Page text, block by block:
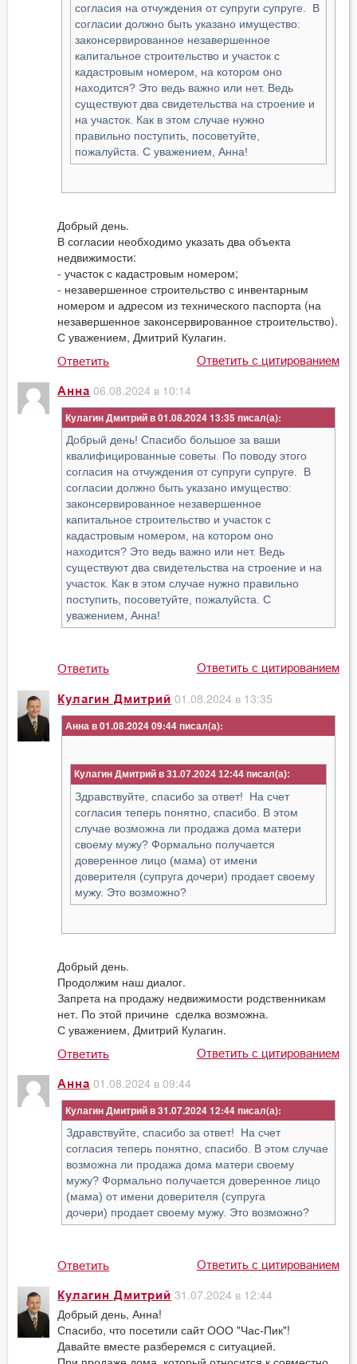
согласия на отчуждения от супруги супруге. В
согласии должно быть указано имущество:
законсервированное незавершенное
капитальное строительство и участок с
кадастровым номером, на котором оно
находится? Это ведь важно или нет. Ведь
существуют два свидетельства на строение и
на участок. Как в этом случае нужно
правильно поступить, посоветуйте,
пожалуйста. С уважением, Анна!
Добрый день.
В согласии необходимо указать два объекта
недвижимости:
- участок с кадастровым номером;
- незавершенное строительство с инвентарным
номером и адресом из технического паспорта (на
незавершенное законсервированное строительство).
С уважением, Дмитрий Кулагин.
Ответить Ответить с цитированием
Анна 06.08.2024 в 10:14
Кулагин Дмитрий в 01.08.2024 13:35
Добрый день! Спасибо большое за ваши
квалифицированные советы. По поводу этого
согласия на отчуждения от супруги супруге. В
согласии должно быть указано имущество:
законсервированное незавершенное
капитальное строительство и участок с
кадастровым номером, на котором оно
находится? Это ведь важно или нет. Ведь
существуют два свидетельства на строение и на
участок. Как в этом случае нужно правильно
поступить, посоветуйте, пожалуйста. С
уважением, Анна!
Ответить Ответить с цитированием
Кулагин Дмитрий 01.08.2024 в 13:35
Анна в 01.08.2024 09:44
Кулагин Дмитрий в 31.07.2024 12:44
Здравствуйте, спасибо за ответ! На счет
согласия теперь понятно, спасибо. В этом
случае возможна ли продажа дома матери
своему мужу? Формально получается
доверенное лицо (мама) от имени
доверителя (супруга дочери) продает своему
мужу. Это возможно?
Добрый день.
Продолжим наш диалог.
Запрета на продажу недвижимости родственникам
нет. По этой причине сделка возможна.
С уважением, Дмитрий Кулагин.
Ответить Ответить с цитированием
Анна 01.08.2024 в 09:44
Кулагин Дмитрий в 31.07.2024 12:44
Здравствуйте, спасибо за ответ! На счет
согласия теперь понятно, спасибо. В этом случае
возможна ли продажа дома матери своему
мужу? Формально получается доверенное лицо
(мама) от имени доверителя (супруга
дочери) продает своему мужу. Это возможно?
Ответить Ответить с цитированием
Кулагин Дмитрий 31.07.2024 в 12:44
Добрый день, Анна!
Спасибо, что посетили сайт ООО "Час-Пик"!
Давайте вместе разберемся с ситуацией.